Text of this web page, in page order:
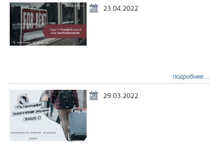
23.04.2022
подробнее...
29.03.2022